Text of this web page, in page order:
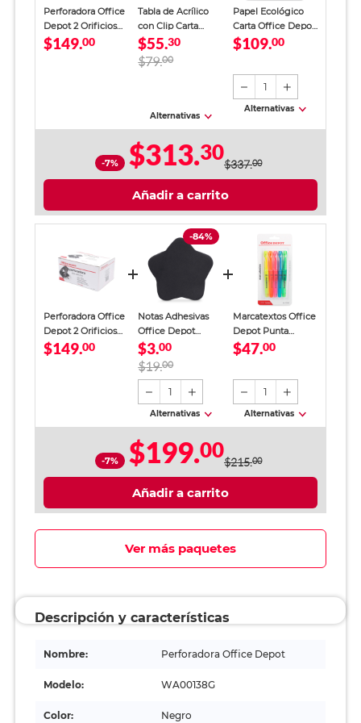
Perforadora Office
Depot 2 Orificios
Negro
$149.00
Tabla de Acrílico
con Clip Carta
Kyma / Negro
$55.30
$79.00
Alternativas
Papel Ecológico
Carta Office Depot
Paquete 500 hojas
$109.00
1
Alternativas
-7% $313.30$337.00
Añadir a carrito
Perforadora Office
Depot 2 Orificios
Negro
$149.00
-84%
Notas Adhesivas
Office Depot
Estrella Negro 25
hojas
$3.00
$19.00
1
Alternativas
Marcatextos Office
Depot Punta
Cincel Colores 5
$47.00
1
Alternativas
-7% $199.00$215.00
Añadir a carrito
Ver más paquetes
Descripción y características
Nombre: Perforadora Office Depot
Modelo: WA00138G
Color: Negro